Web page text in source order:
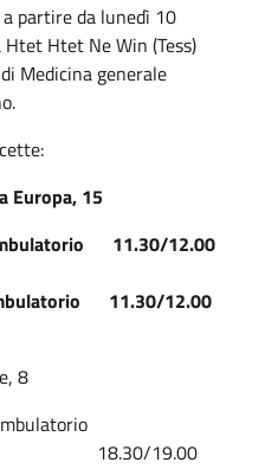
partire da lunedì 10
Htet Ne Win (Tess)
Medicina generale
Europa, 15
11.30/12.00
11.30/12.00
8
18.30/19.00